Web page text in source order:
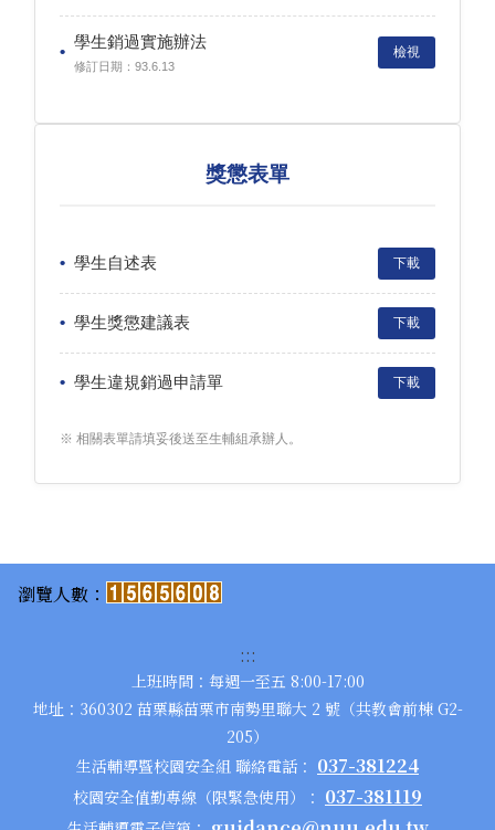
學生銷過實施辦法
修訂日期：93.6.13
檢視
獎懲表單
學生自述表 下載
學生獎懲建議表 下載
學生違規銷過申請單 下載
※ 相關表單請填妥後送至生輔組承辦人。
:::
上班時間：每週一至五 8:00-17:00
地址：360302 苗栗縣苗栗市南勢里聯大 2 號（共教會前棟 G2-
205）
生活輔導暨校園安全組 聯絡電話： 037-381224
校園安全值勤專線（限緊急使用）： 037-381119